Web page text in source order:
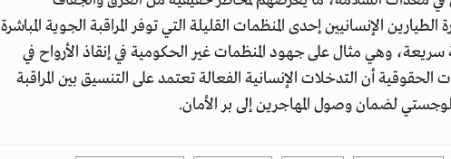
الإنسانيين إحدى المنظمات القليلة التي توفر المراقبة الجوية المباشرة
وهي مثال على جهود المنظمات غير الحكومية في إنقاذ الأرواح في
أن التدخلات الإنسانية الفعالة تعتمد على التنسيق بين المراقبة
لضمان وصول المهاجرين إلى بر الأمان.